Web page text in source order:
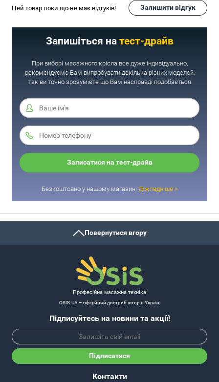
Цей товар поки що не має відгуків! Залишити відгук
Запишіться на тест-драйв
При виборі масажного крісла все дуже індивідуально,
рекомендуємо Вам випробувати декілька різних моделей,
так ви точно зрозумієте що Вам насправді подобається
Записатися на тест-драйв
Безкоштовно у нашому магазині Докладніше >
Повернутися вгору
Професійна масажна техніка
OSIS.UA – офіційний дистриб'ютор в Україні
Підписуйтесь на новини та акції!
Підписатися
Контакти